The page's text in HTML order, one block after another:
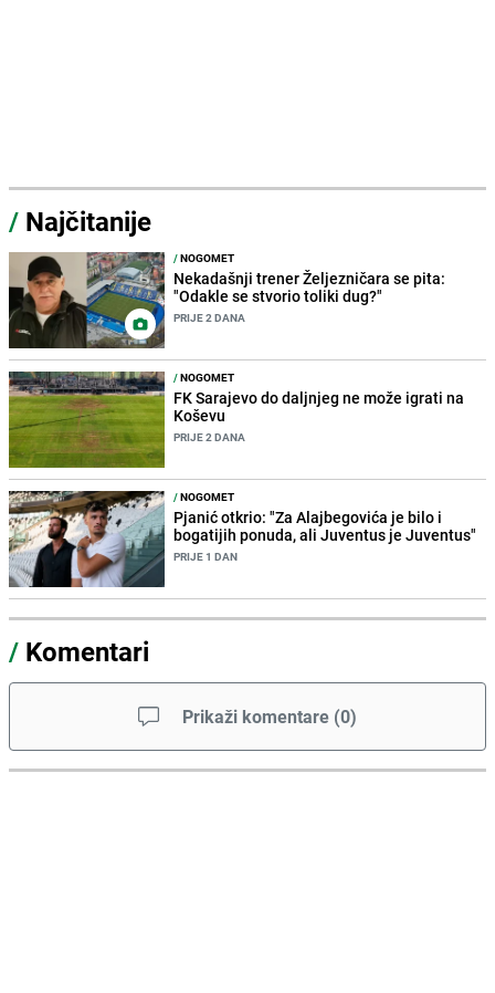
/ Najčitanije
/NOGOMET
Nekadašnji trener Željezničara se pita:
"Odakle se stvorio toliki dug?"
PRIJE 2 DANA
/NOGOMET
FK Sarajevo do daljnjeg ne može igrati na
Koševu
PRIJE 2 DANA
/NOGOMET
Pjanić otkrio: "Za Alajbegovića je bilo i
bogatijih ponuda, ali Juventus je Juventus"
PRIJE 1 DAN
/ Komentari
Prikaži komentare (0)